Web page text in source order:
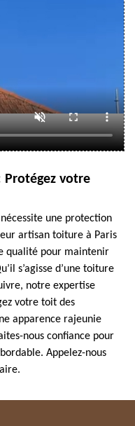
votre
une protection
artisan toiture à Paris
qualité pour maintenir
s’agisse d’une toiture
notre expertise
votre toit des
apparence rajeunie
nous confiance pour
Appelez-nous